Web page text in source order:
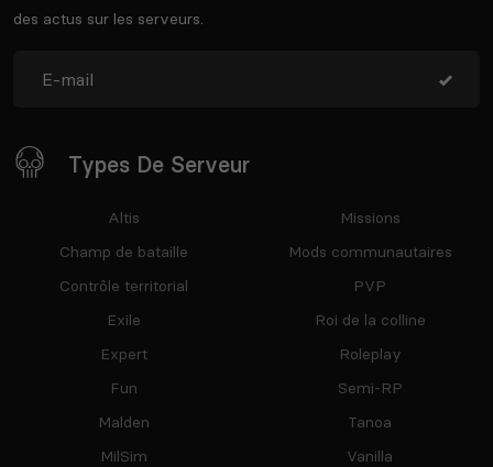
des actus sur les serveurs.
Types De Serveur
Altis
Champ de bataille
Contrôle territorial
Exile
Expert
Fun
Malden
MilSim
Missions
Mods communautaires
PVP
Roi de la colline
Roleplay
Semi-RP
Tanoa
Vanilla